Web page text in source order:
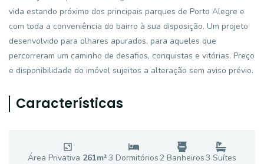
vida estando próximo dos principais parques de Porto Alegre e
com toda a conveniência do bairro à sua disposição. Um projeto
desenvolvido para olhares apurados, para aqueles que
percorreram um caminho de desafios, conquistas e vitórias. Preço
e disponibilidade do imóvel sujeitos a alteração sem aviso prévio.
Características
Área Privativa 261m²3 Dormitórios 2 Banheiros3 Suítes